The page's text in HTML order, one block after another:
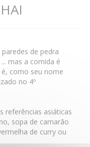
de pedra
mas a comida é
como seu nome
no 4º
referências asiáticas
sopa de camarão
de curry ou